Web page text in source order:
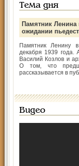
Тема дня
Памятник Ленина
ожидании
Памятник Ленину
декабря 1939 года.
Василий Козлов и
О том, что
рассказывается в
Видео